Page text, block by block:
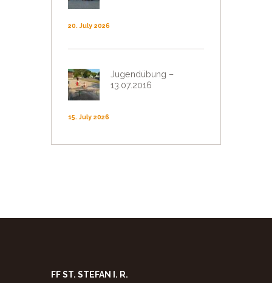
20. July 2026
Jugendübung –
13.07.2016
15. July 2026
FF ST. STEFAN I. R.